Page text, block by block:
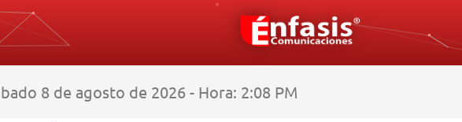
8 de agosto de 2026 - Hora: 2:08 PM